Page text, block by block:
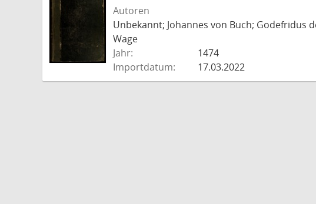
Autoren
Unbekannt; Johannes von Buch; Godefridus
Wage
Jahr:
1474
Importdatum:
17.03.2022